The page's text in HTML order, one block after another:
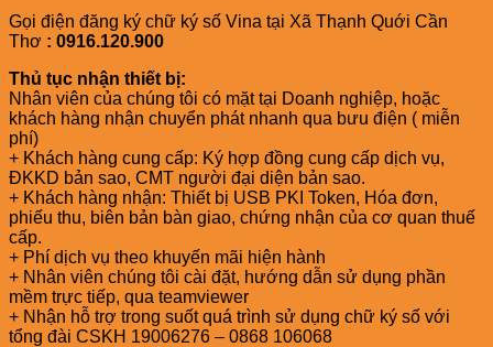
Gọi điện đăng ký chữ ký số Vina tại Xã Thạnh Quới Cần
Thơ : 0916.120.900
Thủ tục nhận thiết bị:
Nhân viên của chúng tôi có mặt tại Doanh nghiệp, hoặc
khách hàng nhận chuyển phát nhanh qua bưu điện ( miễn
phí)
+ Khách hàng cung cấp: Ký hợp đồng cung cấp dịch vụ,
ĐKKD bản sao, CMT người đại diện bản sao.
+ Khách hàng nhận: Thiết bị USB PKI Token, Hóa đơn,
phiếu thu, biên bản bàn giao, chứng nhận của cơ quan thuế
cấp.
+ Phí dịch vụ theo khuyến mãi hiện hành
+ Nhân viên chúng tôi cài đặt, hướng dẫn sử dụng phần
mềm trực tiếp, qua teamviewer
+ Nhận hỗ trợ trong suốt quá trình sử dụng chữ ký số với
tổng đài CSKH 19006276 – 0868 106068